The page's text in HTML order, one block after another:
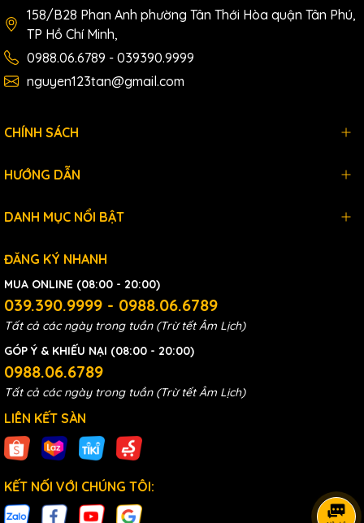
158/B28 Phan Anh phường Tân Thới Hòa quận Tân Phú,
TP Hồ Chí Minh,
0988.06.6789 - 039390.9999
nguyen123tan@gmail.com
CHÍNH SÁCH
HƯỚNG DẪN
DANH MỤC NỔI BẬT
ĐĂNG KÝ NHANH
MUA ONLINE (08:00 - 20:00)
039.390.9999 - 0988.06.6789
Tất cả các ngày trong tuần (Trừ tết Âm Lịch)
GÓP Ý & KHIẾU NẠI (08:00 - 20:00)
0988.06.6789
Tất cả các ngày trong tuần (Trừ tết Âm Lịch)
LIÊN KẾT SÀN
KẾT NỐI VỚI CHÚNG TÔI: